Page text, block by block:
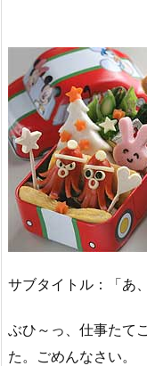
サブタイトル：「あ
ぶひ～っ、仕事たて
た。ごめんなさい。